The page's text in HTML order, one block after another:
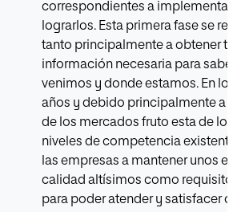
correspondientes a implementar
lograrlos. Esta primera fase se
tanto principalmente a obtener
información necesaria para
venimos y donde estamos. En
años y debido principalmente a
de los mercados fruto esta de
niveles de competencia
las empresas a mantener unos
calidad altísimos como requisito
para poder atender y satisfacer